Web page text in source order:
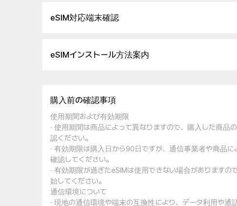
eSIM対応端末確認
eSIMインストール方法案内
購入前の確認事項
使用期間および有効期限
· 使用期間は商品によって異なりますので、購入した商品
認ください。
· 有効期限は購入日から90日ですが、通信事業者や商品
確認してください。
· 有効期限が過ぎたeSIMは使用できない場合があります
始してください。
通信環境について
· 現地の通信環境や端末の互換性により、データ利用や通